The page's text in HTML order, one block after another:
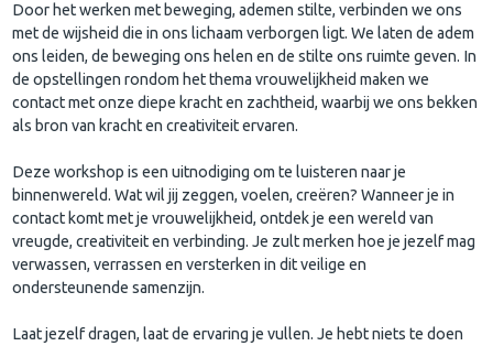
Door het werken met beweging, ademen stilte, verbinden we ons
met de wijsheid die in ons lichaam verborgen ligt. We laten de adem
ons leiden, de beweging ons helen en de stilte ons ruimte geven. In
de opstellingen rondom het thema vrouwelijkheid maken we
contact met onze diepe kracht en zachtheid, waarbij we ons bekken
als bron van kracht en creativiteit ervaren.
Deze workshop is een uitnodiging om te luisteren naar je
binnenwereld. Wat wil jij zeggen, voelen, creëren? Wanneer je in
contact komt met je vrouwelijkheid, ontdek je een wereld van
vreugde, creativiteit en verbinding. Je zult merken hoe je jezelf mag
verwassen, verrassen en versterken in dit veilige en
ondersteunende samenzijn.
Laat jezelf dragen, laat de ervaring je vullen. Je hebt niets te doen